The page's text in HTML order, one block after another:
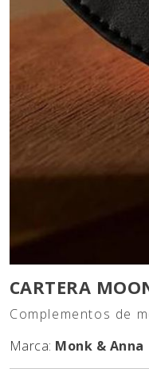
CARTERA
Complementos de
Marca: Monk & Anna